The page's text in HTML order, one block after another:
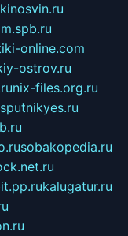
kinosvin.ru
online.com
ostrov.ru
nix-files.org.ru
sputnikyes.ru
sobakopedia.ru
kalugatur.ru